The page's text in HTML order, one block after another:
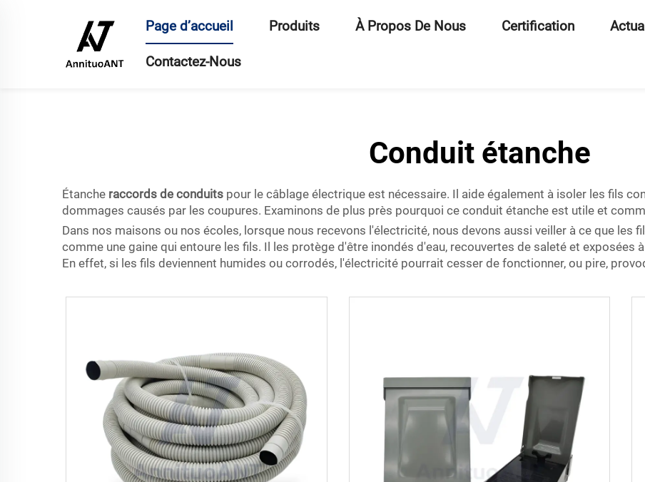
Page d’accueil Produits À Propos De Nous Certification
Contactez-Nous
Conduit étanche
Étanche raccords de conduits pour le câblage électrique est nécessaire. Il aide également à isoler les fils
dommages causés par les coupures. Examinons de plus près pourquoi ce conduit étanche est utile et
Dans nos maisons ou nos écoles, lorsque nous recevons l'électricité, nous devons aussi veiller à ce que les
comme une gaine qui entoure les fils. Il les protège d'être inondés d'eau, recouvertes de saleté et exposées
En effet, si les fils deviennent humides ou corrodés, l'électricité pourrait cesser de fonctionner, ou pire,